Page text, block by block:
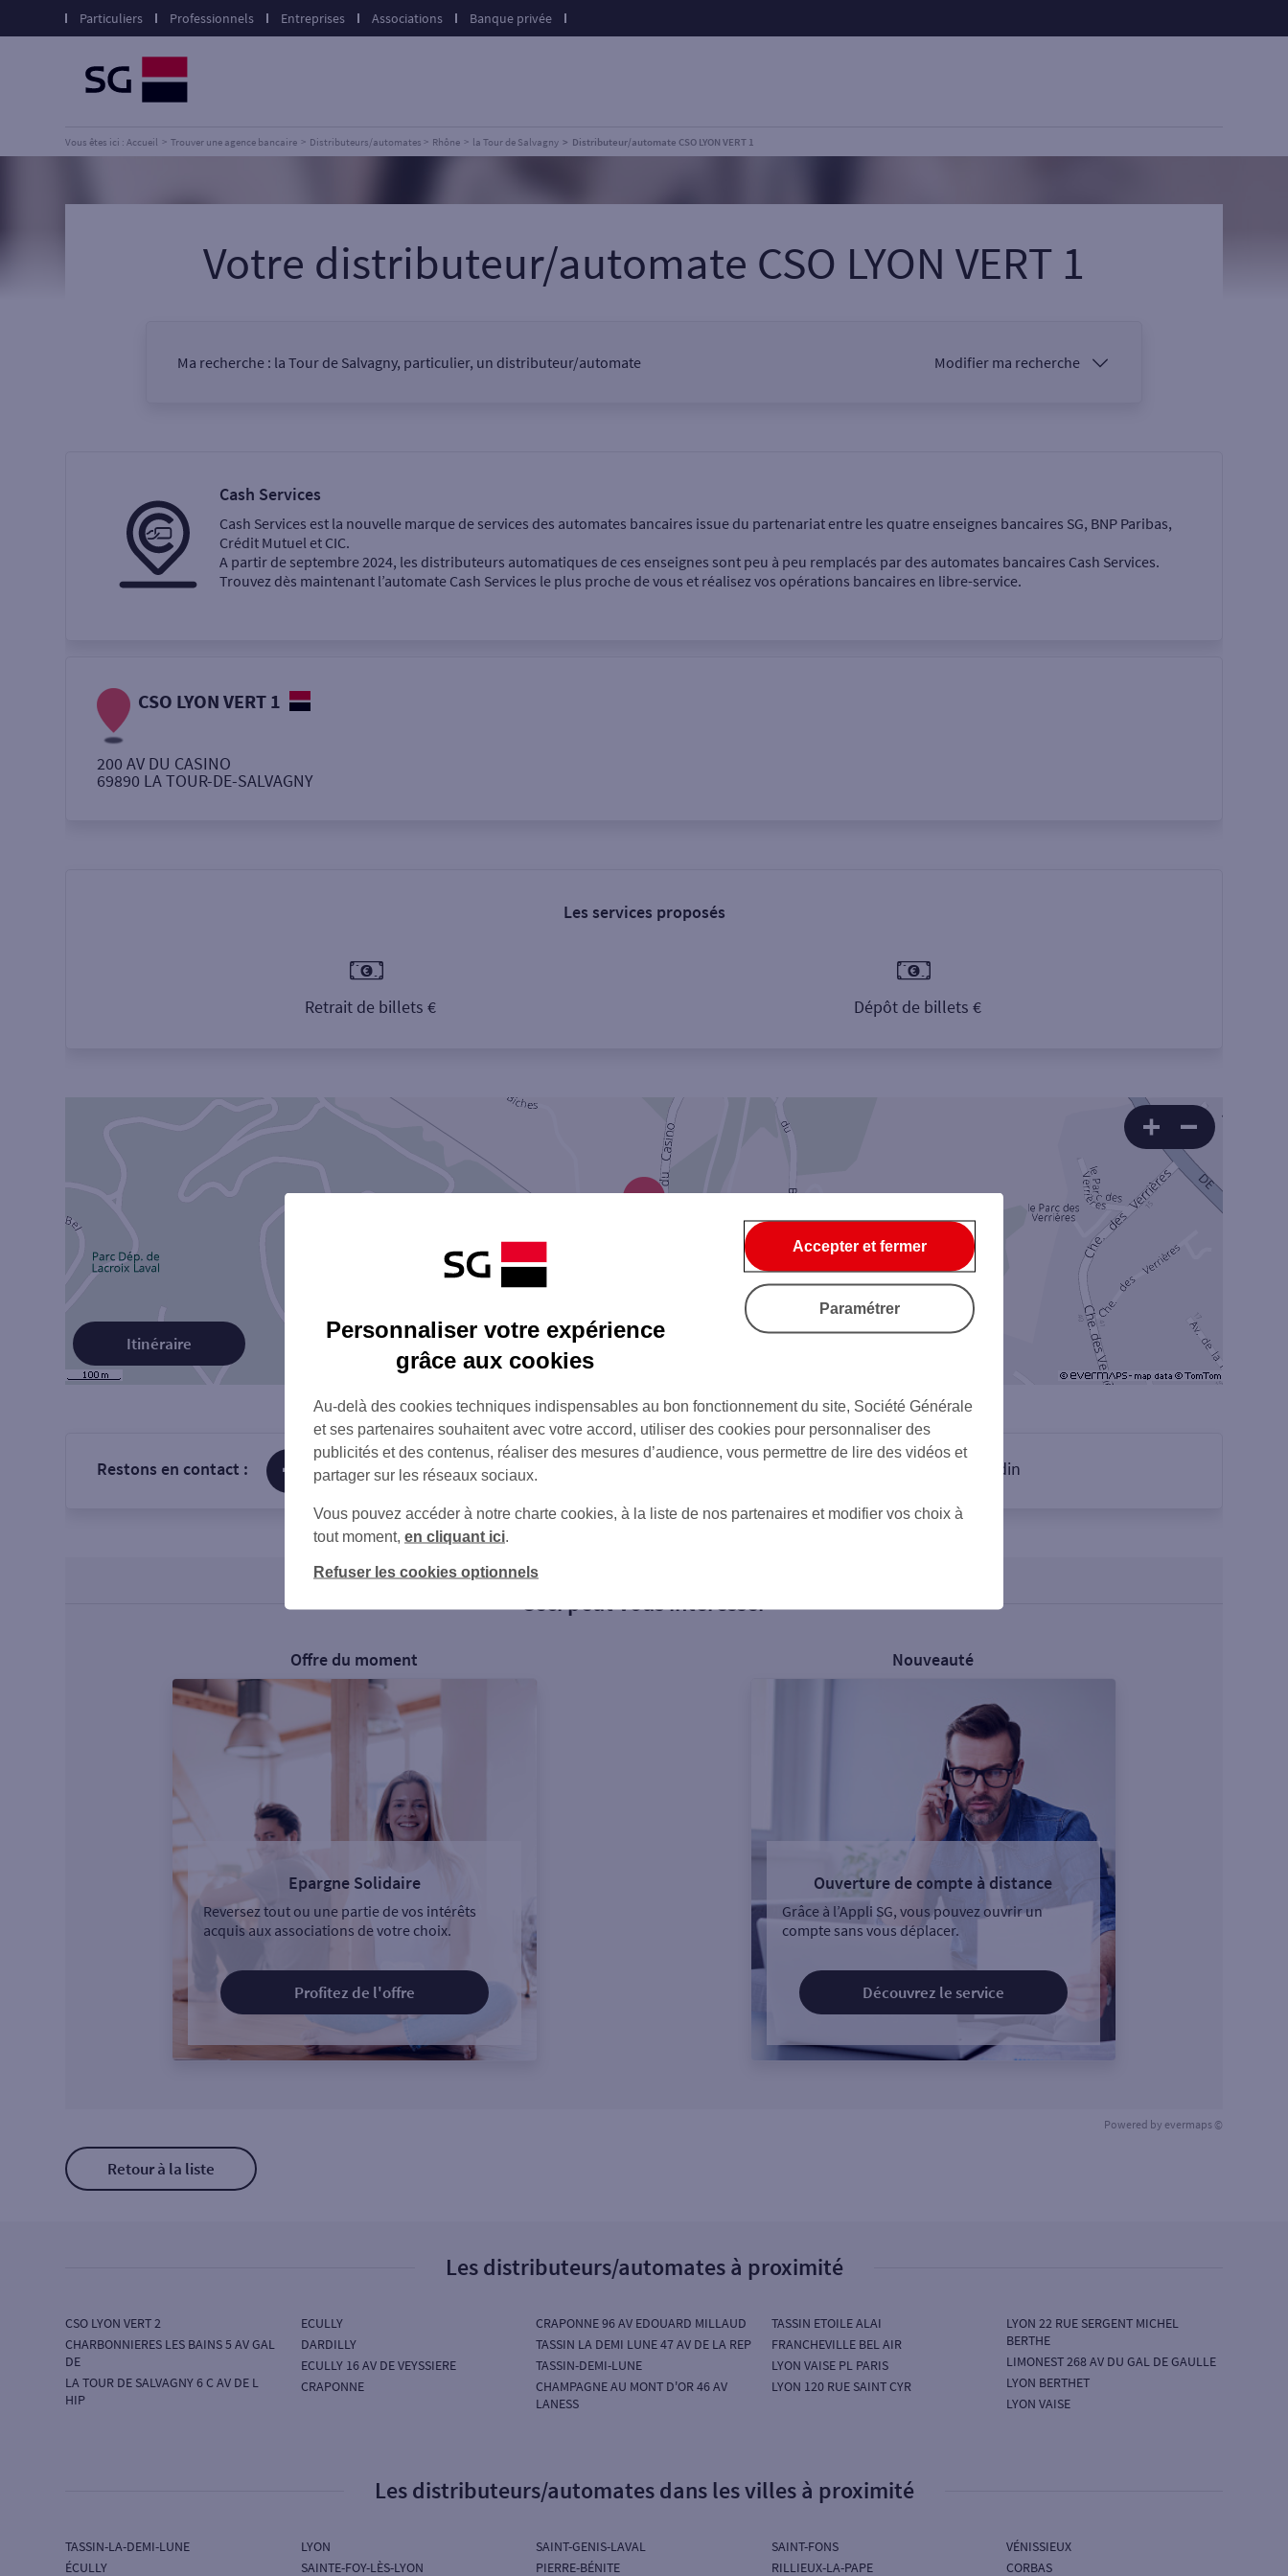
Particuliers Professionnels Entreprises Associations Banque privée
Vous êtes ici : Accueil Trouver une agence bancaire Distributeurs/automates Rhône la Tour de Salvagny Distributeur/automate CSO LYON VERT 1
Votre distributeur/automate CSO LYON VERT 1
Ma recherche : la Tour de Salvagny, particulier, un distributeur/automate Modifier ma recherche
Ma recherche
Retrait de billets €
Cash Services
Cash Services est la nouvelle marque de services des automates bancaires issue du partenariat entre les quatre enseignes bancaires SG, BNP Paribas,
Crédit Mutuel et CIC.
A partir de septembre 2024, les distributeurs automatiques de ces enseignes sont peu à peu remplacés par des automates bancaires Cash Services.
Trouvez dès maintenant l’automate Cash Services le plus proche de vous et réalisez vos opérations bancaires en libre-service.
CSO LYON VERT 1
200 AV DU CASINO
69890 LA TOUR-DE-SALVAGNY
Les services proposés
Retrait de billets € Dépôt de billets €
Itinéraire
Restons en contact : sur Facebook sur Twitter sur Linkedin
Ceci peut vous intéresser
Offre du moment
Epargne Solidaire
Reversez tout ou une partie de vos intérêts
acquis aux associations de votre choix.
Profitez de l'offre
Nouveauté
Ouverture de compte à distance
Grâce à l’Appli SG, vous pouvez ouvrir un
compte sans vous déplacer.
Découvrez le service
Powered by evermaps ©
Retour à la liste
Les distributeurs/automates à proximité
CSO LYON VERT 2
CHARBONNIERES LES BAINS 5 AV GAL
DE
LA TOUR DE SALVAGNY 6 C AV DE L
HIP
ECULLY
DARDILLY
ECULLY 16 AV DE VEYSSIERE
CRAPONNE
CRAPONNE 96 AV EDOUARD MILLAUD
TASSIN LA DEMI LUNE 47 AV DE LA REP
TASSIN-DEMI-LUNE
CHAMPAGNE AU MONT D'OR 46 AV
LANESS
TASSIN ETOILE ALAI
FRANCHEVILLE BEL AIR
LYON VAISE PL PARIS
LYON 120 RUE SAINT CYR
LYON 22 RUE SERGENT MICHEL
BERTHE
LIMONEST 268 AV DU GAL DE GAULLE
LYON BERTHET
LYON VAISE
Les distributeurs/automates dans les villes à proximité
TASSIN-LA-DEMI-LUNE
ÉCULLY
LYON
SAINTE-FOY-LÈS-LYON
SAINT-GENIS-LAVAL
PIERRE-BÉNITE
SAINT-FONS
RILLIEUX-LA-PAPE
VÉNISSIEUX
CORBAS
Personnaliser votre expérience
grâce aux cookies
Au-delà des cookies techniques indispensables au bon fonctionnement du site, Société Générale
et ses partenaires souhaitent avec votre accord, utiliser des cookies pour personnaliser des
publicités et des contenus, réaliser des mesures d’audience, vous permettre de lire des vidéos et
partager sur les réseaux sociaux.
Vous pouvez accéder à notre charte cookies, à la liste de nos partenaires et modifier vos choix à
tout moment, en cliquant ici.
Refuser les cookies optionnels
Accepter et fermer
Paramétrer